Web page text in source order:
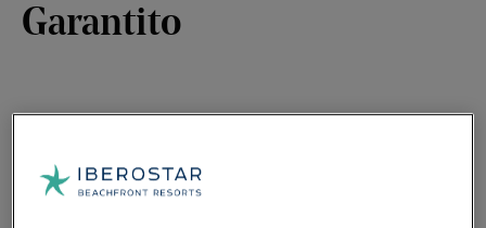
Garantito
Prenotando le vostre vacanze su Iberostar.com, otterrete
prezzo più basso, applicheremo quel prezzo e vi offriremo un
5% di sconto aggiuntivo.